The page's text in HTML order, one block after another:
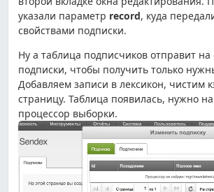
указали параметр record, куда
свойствами подписки.
Ну а таблица подписчиков отправит на
подписки, чтобы получить только
Добавляем записи в лексикон, чистим
страницу. Таблица появилась, нужно
процессор выборки.